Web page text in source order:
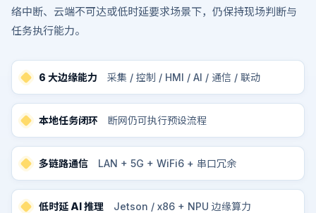
络中断、云端不可达或低时延要求场景下，仍保持现场判断与
任务执行能力。
6 大边缘能力 采集 / 控制 / HMI / AI / 通信 / 联动
本地任务闭环 断网仍可执行预设流程
多链路通信 LAN + 5G + WiFi6 + 串口冗余
低时延 AI 推理 Jetson / x86 + NPU 边缘算力